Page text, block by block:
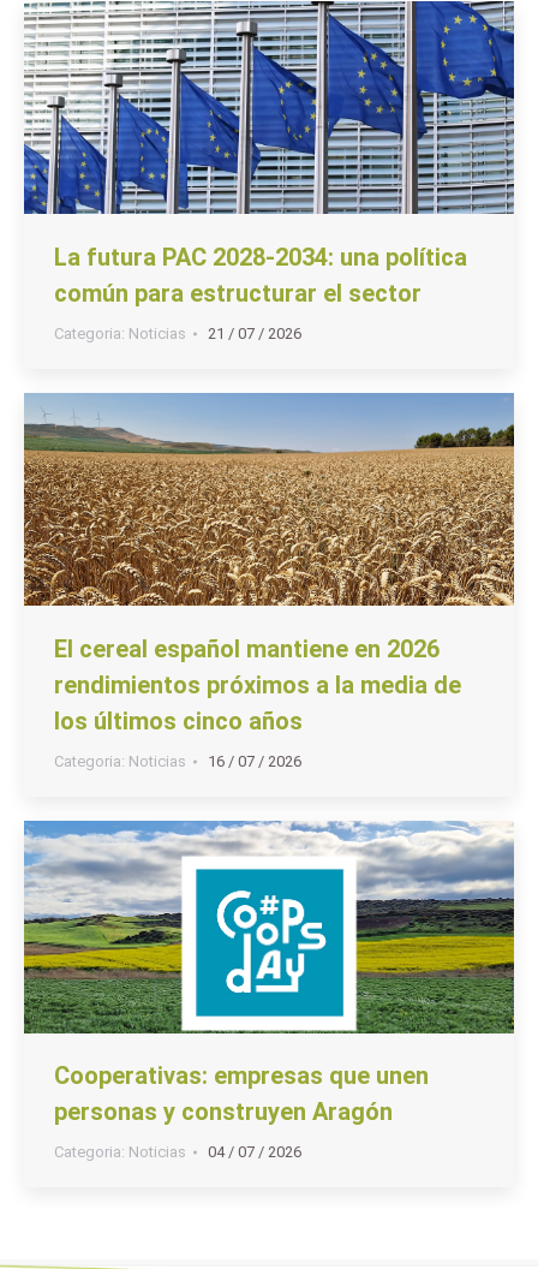
La futura PAC 2028-2034: una política
común para estructurar el sector
Categoria: Noticias 21 / 07 / 2026
El cereal español mantiene en 2026
rendimientos próximos a la media de
los últimos cinco años
Categoria: Noticias 16 / 07 / 2026
Cooperativas: empresas que unen
personas y construyen Aragón
Categoria: Noticias 04 / 07 / 2026